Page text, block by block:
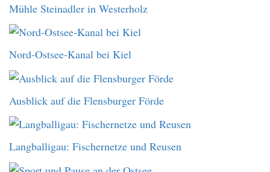
Mühle Steinadler in Westerholz
Nord-Ostsee-Kanal bei Kiel
Ausblick auf die Flensburger Förde
Langballigau: Fischernetze und Reusen